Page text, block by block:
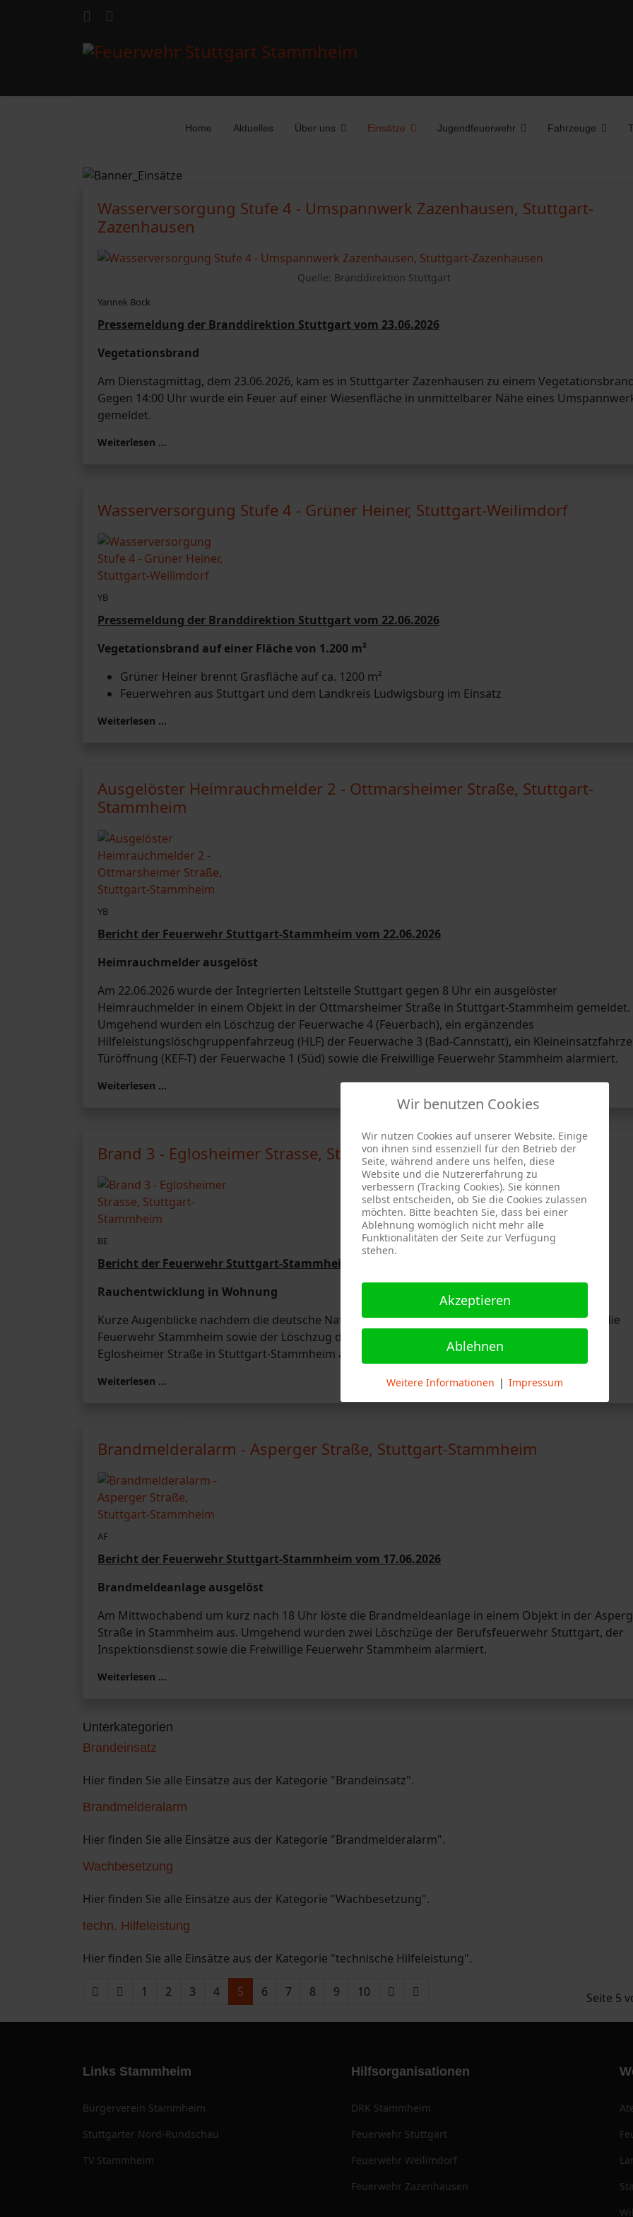
Home Aktuelles Über uns Einsätze Jugendfeuerwehr Fahrzeuge
Quelle: Branddirektion Stuttgart
Wasserversorgung Stufe 4 - Umspannwerk Zazenhausen, Stuttgart-
Zazenhausen
Yannek Bock
Pressemeldung der Branddirektion Stuttgart vom 23.06.2026
Vegetationsbrand
Am Dienstagmittag, dem 23.06.2026, kam es in Stuttgarter Zazenhausen zu einem
Gegen 14:00 Uhr wurde ein Feuer auf einer Wiesenfläche in unmittelbarer Nähe eines
gemeldet.
Weiterlesen …
Wasserversorgung Stufe 4 - Grüner Heiner, Stuttgart-Weilimdorf
YB
Pressemeldung der Branddirektion Stuttgart vom 22.06.2026
Vegetationsbrand auf einer Fläche von 1.200 m²
Grüner Heiner brennt Grasfläche auf ca. 1200 m²
Feuerwehren aus Stuttgart und dem Landkreis Ludwigsburg im Einsatz
Weiterlesen …
Ausgelöster Heimrauchmelder 2 - Ottmarsheimer Straße, Stuttgart-
Stammheim
YB
Bericht der Feuerwehr Stuttgart-Stammheim vom 22.06.2026
Heimrauchmelder ausgelöst
Am 22.06.2026 wurde der Integrierten Leitstelle Stuttgart gegen 8 Uhr ein ausgelöster
Heimrauchmelder in einem Objekt in der Ottmarsheimer Straße in Stuttgart-Stammheim gemeldet.
Umgehend wurden ein Löschzug der Feuerwache 4 (Feuerbach), ein ergänzendes
Hilfeleistungslöschgruppenfahrzeug (HLF) der Feuerwache 3 (Bad-Cannstatt), ein
Türöffnung (KEF-T) der Feuerwache 1 (Süd) sowie die Freiwillige Feuerwehr Stammheim alarmiert.
Weiterlesen …
Brand 3 - Eglosheimer Strasse, Stuttgart-Stammheim
BE
Bericht der Feuerwehr Stuttgart-Stammheim vom 20.06.2026
Rauchentwicklung in Wohnung
Kurze Augenblicke nachdem die deutsche Nationalmannschaft mit 2:1 in Führung ging, wurde die
Feuerwehr Stammheim sowie der Löschzug der Berufsfeuerwehrwache 4 - Feuerbach in die
Eglosheimer Straße in Stuttgart-Stammheim alarmiert.
Weiterlesen …
Brandmelderalarm - Asperger Straße, Stuttgart-Stammheim
AF
Bericht der Feuerwehr Stuttgart-Stammheim vom 17.06.2026
Brandmeldeanlage ausgelöst
Am Mittwochabend um kurz nach 18 Uhr löste die Brandmeldeanlage in einem Objekt in der
Straße in Stammheim aus. Umgehend wurden zwei Löschzüge der Berufsfeuerwehr Stuttgart, der
Inspektionsdienst sowie die Freiwillige Feuerwehr Stammheim alarmiert.
Weiterlesen …
Unterkategorien
Brandeinsatz
Hier finden Sie alle Einsätze aus der Kategorie "Brandeinsatz".
Brandmelderalarm
Hier finden Sie alle Einsätze aus der Kategorie "Brandmelderalarm".
Wachbesetzung
Hier finden Sie alle Einsätze aus der Kategorie "Wachbesetzung".
techn. Hilfeleistung
Hier finden Sie alle Einsätze aus der Kategorie "technische Hilfeleistung".
Seite 5
1 2 3 4 5 6 7 8 9 10
Links Stammheim
Bürgerverein Stammheim
Stuttgarter Nord-Rundschau
TV Stammheim
Hilfsorganisationen
DRK Stammheim
Feuerwehr Stuttgart
Feuerwehr Weilimdorf
Feuerwehr Zazenhausen
Wir benutzen Cookies
Wir nutzen Cookies auf unserer Website. Einige
von ihnen sind essenziell für den Betrieb der
Seite, während andere uns helfen, diese
Website und die Nutzererfahrung zu
verbessern (Tracking Cookies). Sie können
selbst entscheiden, ob Sie die Cookies zulassen
möchten. Bitte beachten Sie, dass bei einer
Ablehnung womöglich nicht mehr alle
Funktionalitäten der Seite zur Verfügung
stehen.
Akzeptieren
Ablehnen
Weitere Informationen | Impressum